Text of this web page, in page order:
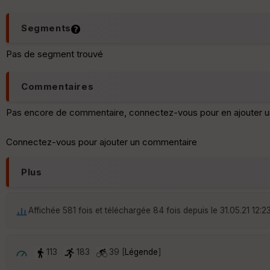
Segments
Pas de segment trouvé
Commentaires
Pas encore de commentaire, connectez-vous pour en ajouter
Connectez-vous pour ajouter un commentaire
Plus
Affichée 581 fois et téléchargée 84 fois depuis le 31.05.21
113 183 39 [ Légende]